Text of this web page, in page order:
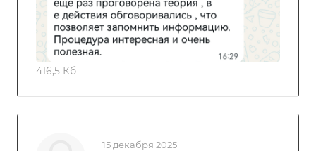
416,5 Кб
15 декабря 2025